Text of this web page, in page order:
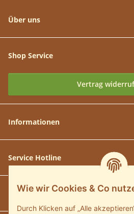
Wie wir Cookies & Co
Durch Klicken auf „Alle
Über uns
Shop Service
Vertrag
Informationen
Service Hotline
Unsere Communitys